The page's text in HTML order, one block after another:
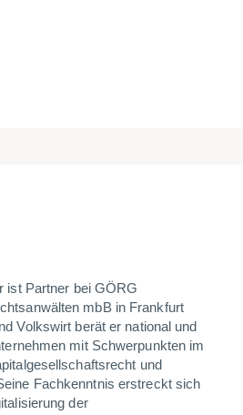
ist Partner bei GÖRG
mbB in Frankfurt
Volkswirt berät er national und
mit Schwerpunkten im
und
Fachkenntnis erstreckt sich
der